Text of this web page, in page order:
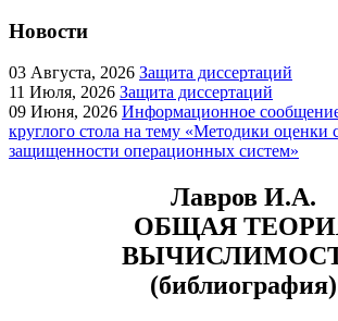
Новости
03 Августа, 2026 Защита диссертаций
11 Июля, 2026 Защита диссертаций
09 Июня, 2026 Информационное
круглого стола на тему «Методики оценки
защищенности операционных систем»
Лавров И.А.
ОБЩАЯ
(библиография)